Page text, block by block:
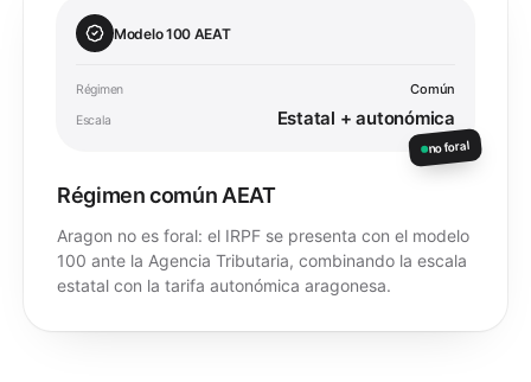
Modelo 100 AEAT
Régimen Común
Escala Estatal + autonómica
no foral
Régimen común AEAT
Aragon no es foral: el IRPF se presenta con el modelo
100 ante la Agencia Tributaria, combinando la escala
estatal con la tarifa autonómica aragonesa.